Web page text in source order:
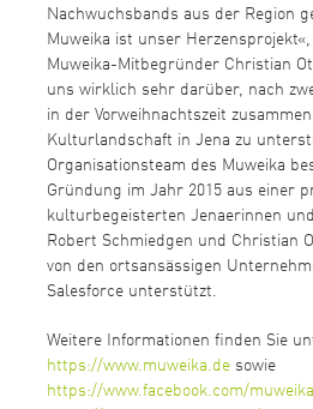
Nachwuchsbands aus der Region
Muweika ist unser
Muweika-Mitbegründer Christian
uns wirklich sehr darüber, nach
in der Vorweihnachtszeit
Kulturlandschaft in Jena zu
Organisationsteam des Muweika
Gründung im Jahr 2015 aus einer
kulturbegeisterten Jenaerinnen
Robert Schmiedgen und Christian
von den ortsansässigen
Salesforce unterstützt.
Weitere Informationen finden Sie
https://www.muweika.de sowie
https://www.facebook.com/muweika